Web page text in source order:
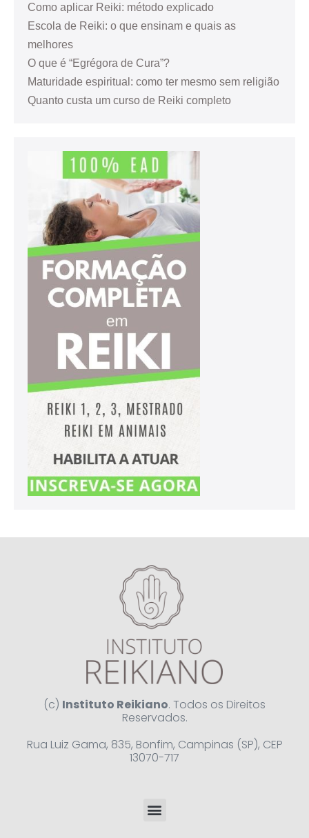
Como aplicar Reiki: método explicado
Escola de Reiki: o que ensinam e quais as
melhores
O que é “Egrégora de Cura”?
Maturidade espiritual: como ter mesmo sem religião
Quanto custa um curso de Reiki completo
(c) Instituto Reikiano. Todos os Direitos
Reservados.
Rua Luiz Gama, 835, Bonfim, Campinas (SP), CEP
13070-717